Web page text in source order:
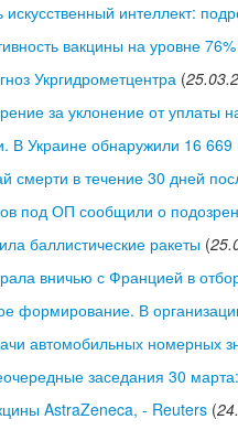
интеллект:
вакцины на уровне 76%
Укргидрометцентра (
за уклонение от уплаты
В Украине обнаружили 16 669
смерти в течение 30 дней
под ОП сообщили о
баллистические ракеты (
вничью с Францией в
формирование. В
автомобильных номерных
заседания 30
AstraZeneca, - Reuters (